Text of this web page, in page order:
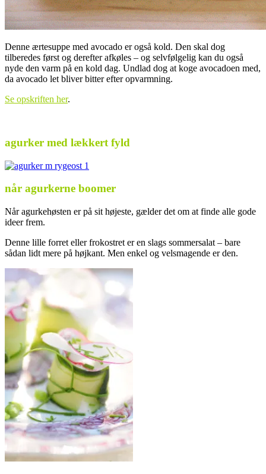
Denne ærtesuppe med avocado er også kold. Den skal dog
tilberedes først og derefter afkøles – og selvfølgelig kan du også
nyde den varm på en kold dag. Undlad dog at koge avocadoen med,
da avocado let bliver bitter efter opvarmning.
Se opskriften her.
agurker med lækkert fyld
når agurkerne boomer
Når agurkehøsten er på sit højeste, gælder det om at finde alle gode
ideer frem.
Denne lille forret eller frokostret er en slags sommersalat – bare
sådan lidt mere på højkant. Men enkel og velsmagende er den.